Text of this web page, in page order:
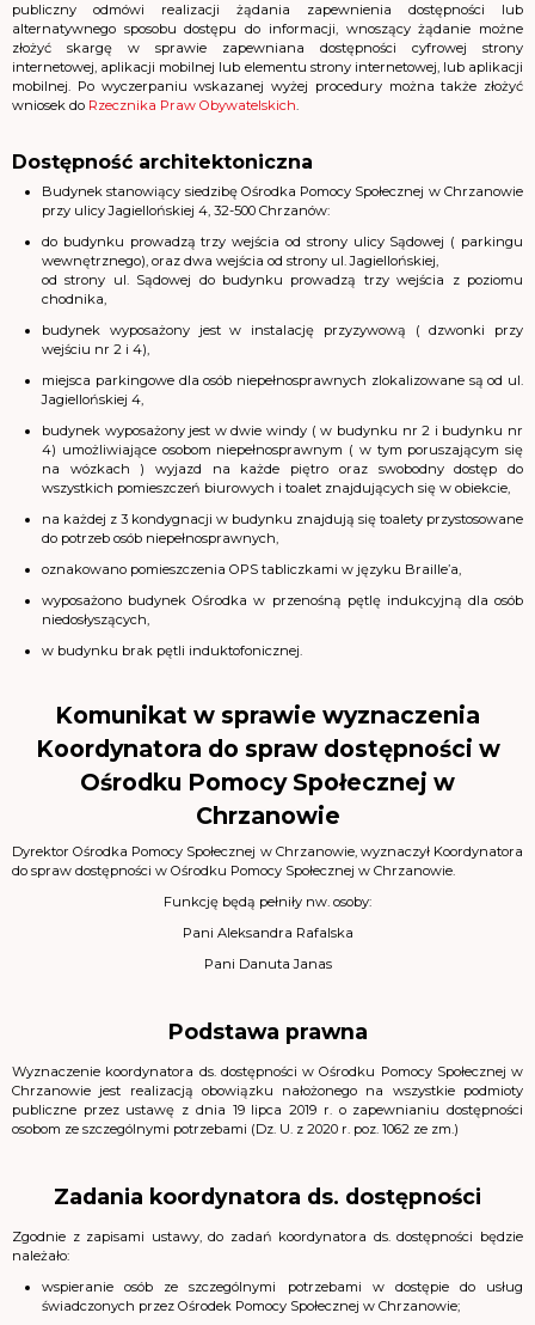
publiczny odmówi realizacji żądania zapewnienia dostępności lub
alternatywnego sposobu dostępu do informacji, wnoszący żądanie możne
złożyć skargę w sprawie zapewniana dostępności cyfrowej strony
internetowej, aplikacji mobilnej lub elementu strony internetowej, lub aplikacji
mobilnej. Po wyczerpaniu wskazanej wyżej procedury można także złożyć
wniosek do Rzecznika Praw Obywatelskich.
Dostępność architektoniczna
Budynek stanowiący siedzibę Ośrodka Pomocy Społecznej w Chrzanowie
przy ulicy Jagiellońskiej 4, 32-500 Chrzanów:
do budynku prowadzą trzy wejścia od strony ulicy Sądowej ( parkingu
wewnętrznego), oraz dwa wejścia od strony ul. Jagiellońskiej,
od strony ul. Sądowej do budynku prowadzą trzy wejścia z poziomu
chodnika,
budynek wyposażony jest w instalację przyzywową ( dzwonki przy
wejściu nr 2 i 4),
miejsca parkingowe dla osób niepełnosprawnych zlokalizowane są od ul.
Jagiellońskiej 4,
budynek wyposażony jest w dwie windy ( w budynku nr 2 i budynku nr
4) umożliwiające osobom niepełnosprawnym ( w tym poruszającym się
na wózkach ) wyjazd na każde piętro oraz swobodny dostęp do
wszystkich pomieszczeń biurowych i toalet znajdujących się w obiekcie,
na każdej z 3 kondygnacji w budynku znajdują się toalety przystosowane
do potrzeb osób niepełnosprawnych,
oznakowano pomieszczenia OPS tabliczkami w języku Braille’a,
wyposażono budynek Ośrodka w przenośną pętlę indukcyjną dla osób
niedosłyszących,
w budynku brak pętli induktofonicznej.
Komunikat w sprawie wyznaczenia
Koordynatora do spraw dostępności w
Ośrodku Pomocy Społecznej w
Chrzanowie
Dyrektor Ośrodka Pomocy Społecznej w Chrzanowie, wyznaczył Koordynatora
do spraw dostępności w Ośrodku Pomocy Społecznej w Chrzanowie.
Funkcję będą pełniły nw. osoby:
Pani Aleksandra Rafalska
Pani Danuta Janas
Podstawa prawna
Wyznaczenie koordynatora ds. dostępności w Ośrodku Pomocy Społecznej w
Chrzanowie jest realizacją obowiązku nałożonego na wszystkie podmioty
publiczne przez ustawę z dnia 19 lipca 2019 r. o zapewnianiu dostępności
osobom ze szczególnymi potrzebami (Dz. U. z 2020 r. poz. 1062 ze zm.)
Zadania koordynatora ds. dostępności
Zgodnie z zapisami ustawy, do zadań koordynatora ds. dostępności będzie
należało:
wspieranie osób ze szczególnymi potrzebami w dostępie do usług
świadczonych przez Ośrodek Pomocy Społecznej w Chrzanowie;